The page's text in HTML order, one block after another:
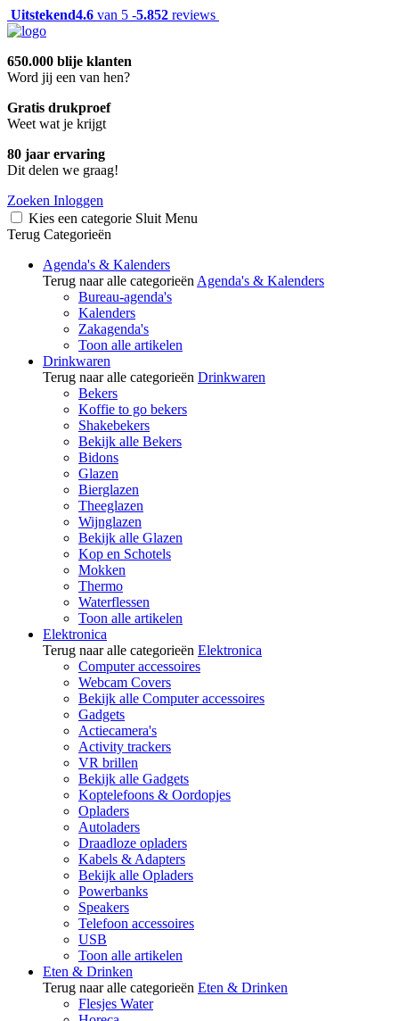
Uitstekend4.6 van 5 -5.852 reviews
650.000 blije klanten
Word jij een van hen?
Gratis drukproef
Weet wat je krijgt
80 jaar ervaring
Dit delen we graag!
Zoeken Inloggen
Kies een categorie Sluit Menu
Terug Categorieën
Agenda's & Kalenders
Terug naar alle categorieën Agenda's & Kalenders
Bureau-agenda's
Kalenders
Zakagenda's
Toon alle artikelen
Drinkwaren
Terug naar alle categorieën Drinkwaren
Bekers
Koffie to go bekers
Shakebekers
Bekijk alle Bekers
Bidons
Glazen
Bierglazen
Theeglazen
Wijnglazen
Bekijk alle Glazen
Kop en Schotels
Mokken
Thermo
Waterflessen
Toon alle artikelen
Elektronica
Terug naar alle categorieën Elektronica
Computer accessoires
Webcam Covers
Bekijk alle Computer accessoires
Gadgets
Actiecamera's
Activity trackers
VR brillen
Bekijk alle Gadgets
Koptelefoons & Oordopjes
Opladers
Autoladers
Draadloze opladers
Kabels & Adapters
Bekijk alle Opladers
Powerbanks
Speakers
Telefoon accessoires
USB
Toon alle artikelen
Eten & Drinken
Terug naar alle categorieën Eten & Drinken
Flesjes Water